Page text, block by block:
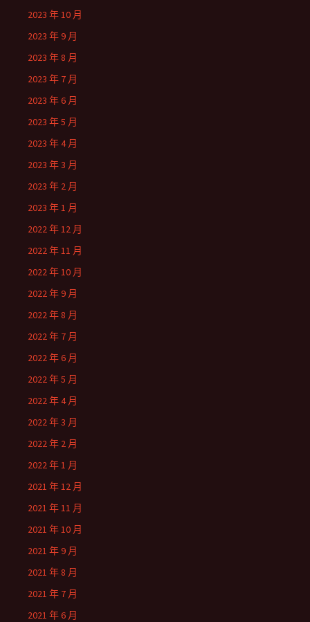
2023 年 10 月
2023 年 9 月
2023 年 8 月
2023 年 7 月
2023 年 6 月
2023 年 5 月
2023 年 4 月
2023 年 3 月
2023 年 2 月
2023 年 1 月
2022 年 12 月
2022 年 11 月
2022 年 10 月
2022 年 9 月
2022 年 8 月
2022 年 7 月
2022 年 6 月
2022 年 5 月
2022 年 4 月
2022 年 3 月
2022 年 2 月
2022 年 1 月
2021 年 12 月
2021 年 11 月
2021 年 10 月
2021 年 9 月
2021 年 8 月
2021 年 7 月
2021 年 6 月